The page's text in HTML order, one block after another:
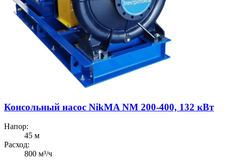
Консольный насос NikMA NM 200-400, 132 кВт
Напор:
45 м
Расход:
800 м³/ч